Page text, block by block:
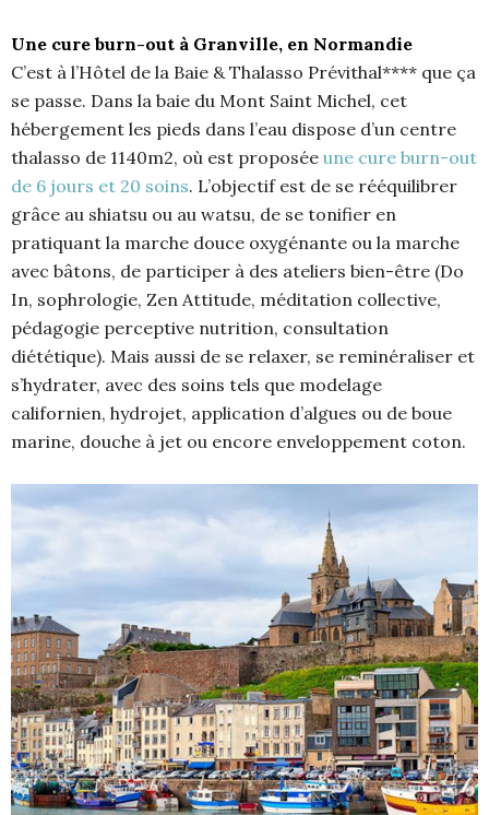
Une cure burn-out à Granville, en Normandie
C’est à l’Hôtel de la Baie & Thalasso Prévithal**** que ça
se passe. Dans la baie du Mont Saint Michel, cet
hébergement les pieds dans l’eau dispose d’un centre
thalasso de 1140m2, où est proposée une cure burn-out
de 6 jours et 20 soins. L’objectif est de se rééquilibrer
grâce au shiatsu ou au watsu, de se tonifier en
pratiquant la marche douce oxygénante ou la marche
avec bâtons, de participer à des ateliers bien-être (Do
In, sophrologie, Zen Attitude, méditation collective,
pédagogie perceptive nutrition, consultation
diététique). Mais aussi de se relaxer, se reminéraliser et
s’hydrater, avec des soins tels que modelage
californien, hydrojet, application d’algues ou de boue
marine, douche à jet ou encore enveloppement coton.